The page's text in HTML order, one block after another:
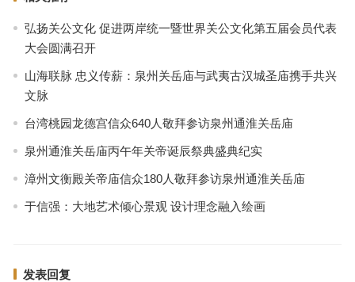
弘扬关公文化 促进两岸统一暨世界关公文化第五届会员代表
大会圆满召开
山海联脉 忠义传薪：泉州关岳庙与武夷古汉城圣庙携手共兴
文脉
台湾桃园龙德宫信众640人敬拜参访泉州通淮关岳庙
泉州通淮关岳庙丙午年关帝诞辰祭典盛典纪实
漳州文衡殿关帝庙信众180人敬拜参访泉州通淮关岳庙
于信强：大地艺术倾心景观 设计理念融入绘画
发表回复